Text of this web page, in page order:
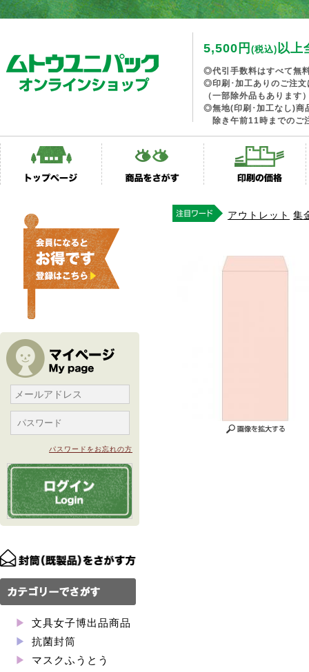
5,500円 (税込)以上
◎代引手数料はすべて無
◎印刷･加工ありのご注文
（一部除外品もあります
◎無地(印刷･加工なし)商
除き午前11時までのご
パスワードをお忘れの方
文具女子博出品商品
抗菌封筒
マスクふうとう
アウトレット 集